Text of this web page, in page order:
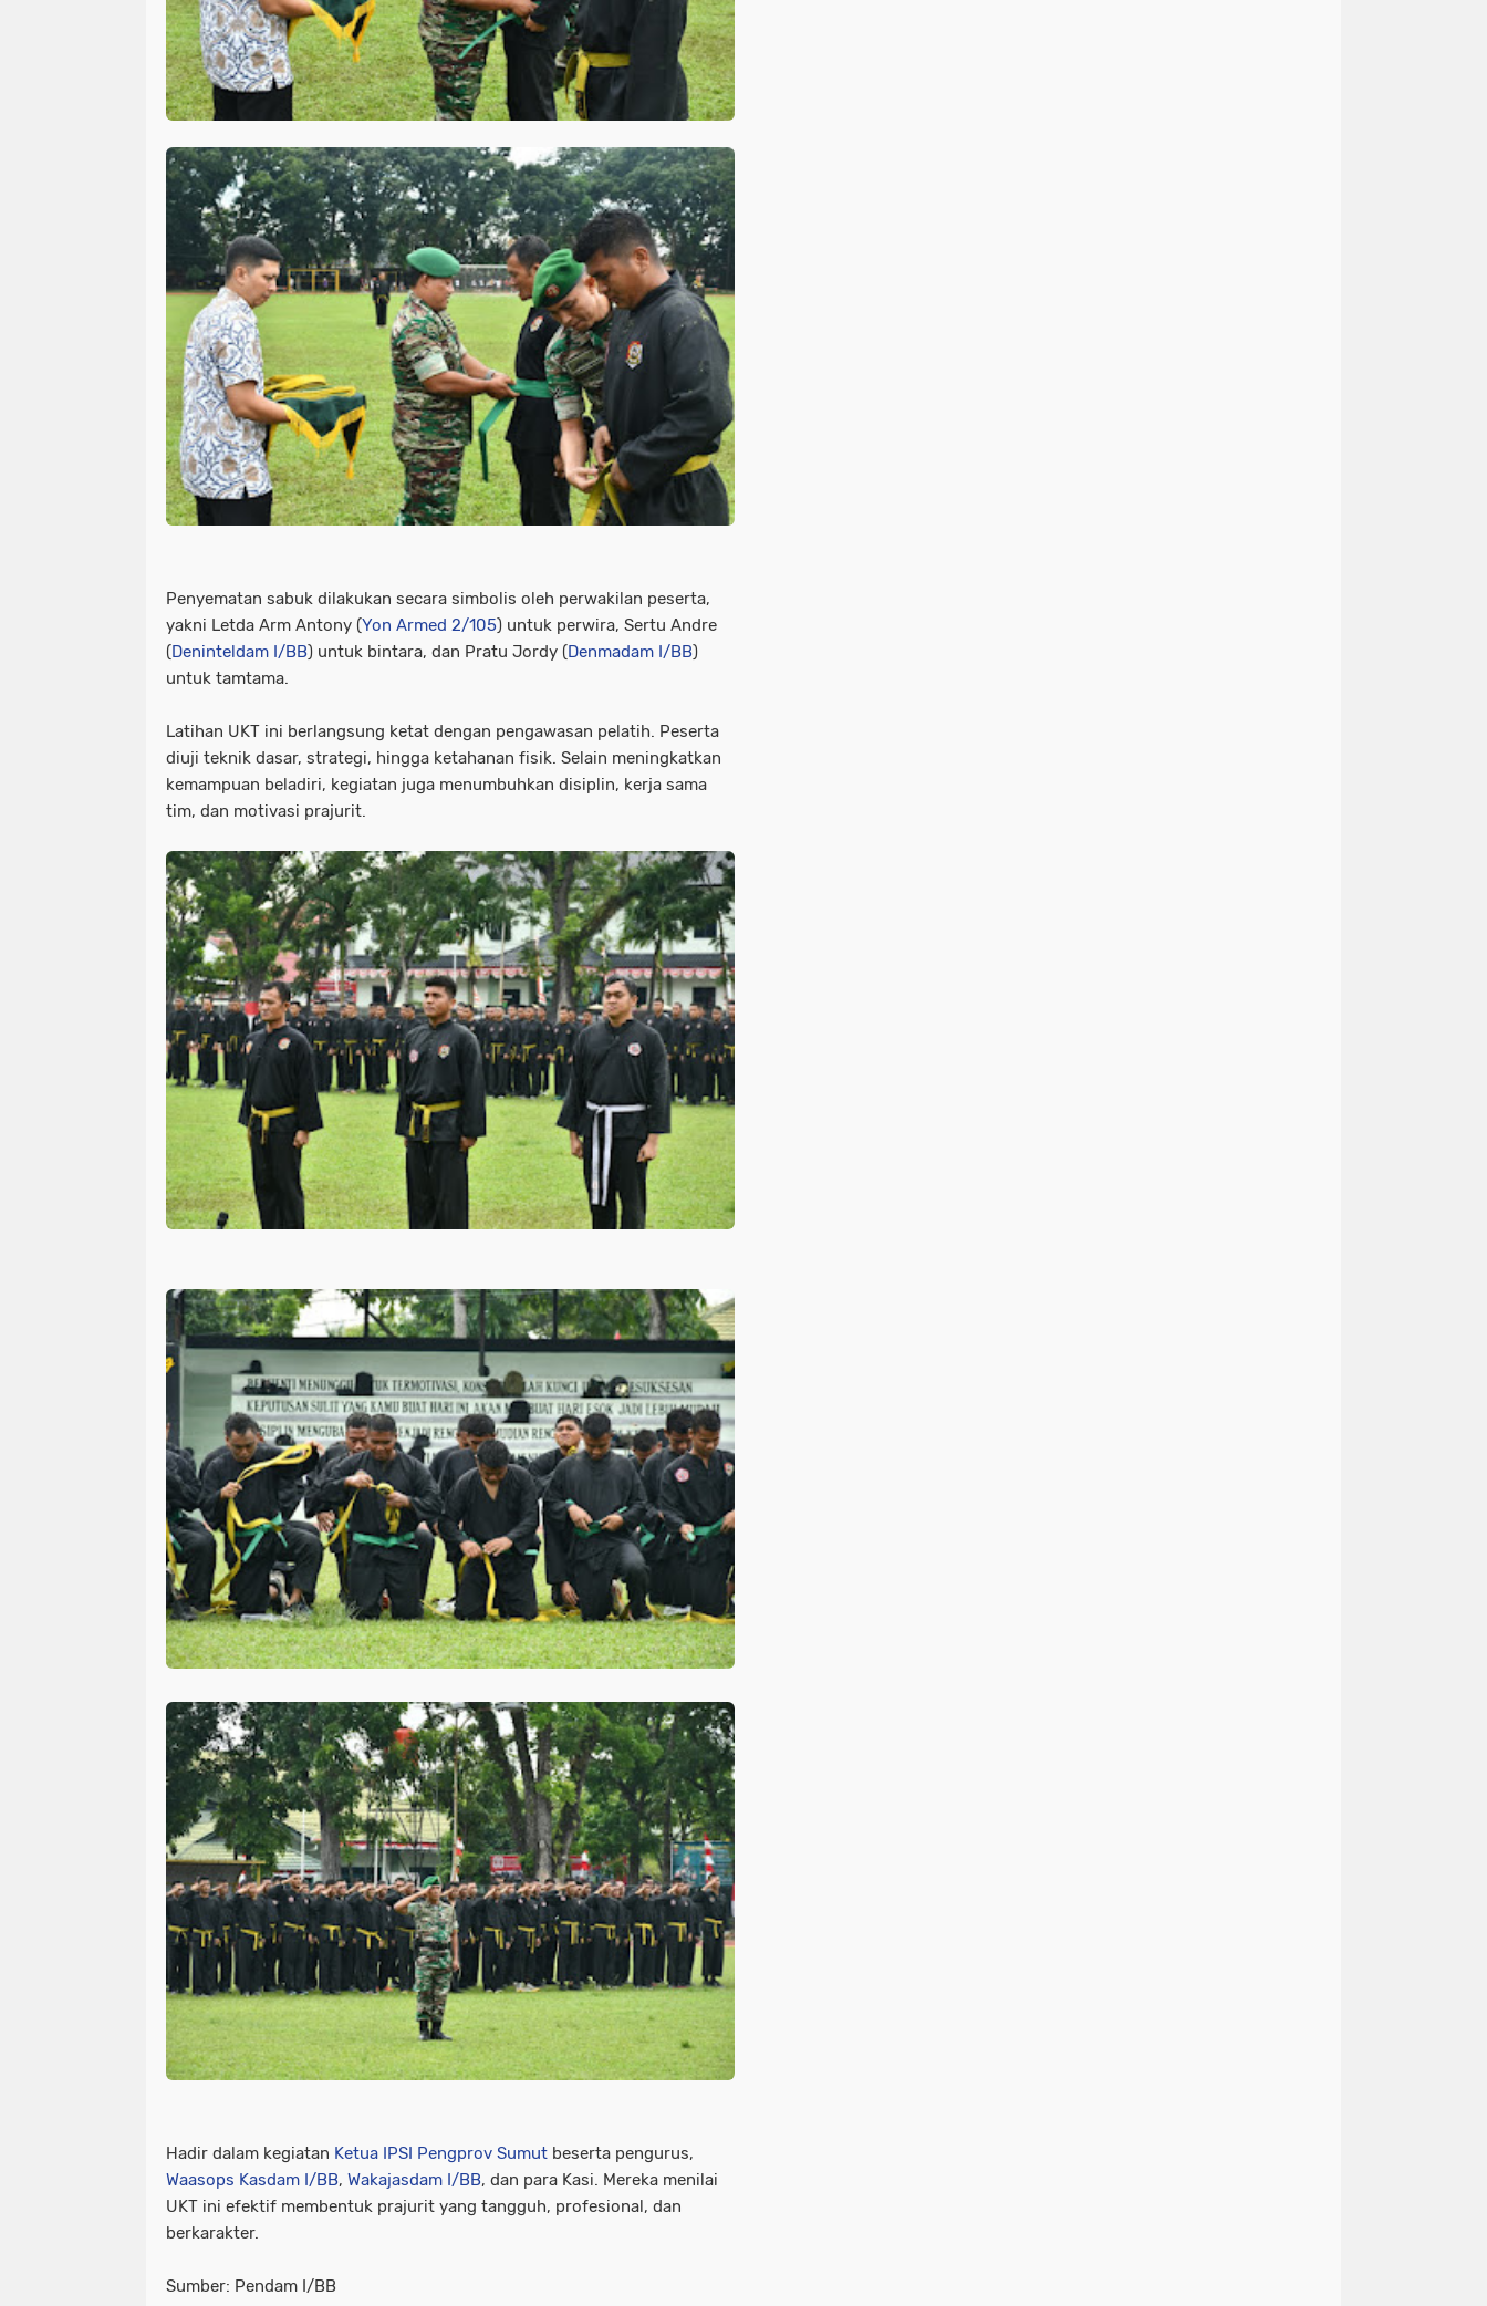
Penyematan sabuk dilakukan secara simbolis oleh perwakilan peserta,
yakni Letda Arm Antony (Yon Armed 2/105) untuk perwira, Sertu Andre
(Deninteldam I/BB) untuk bintara, dan Pratu Jordy (Denmadam I/BB)
untuk tamtama.
Latihan UKT ini berlangsung ketat dengan pengawasan pelatih. Peserta
diuji teknik dasar, strategi, hingga ketahanan fisik. Selain meningkatkan
kemampuan beladiri, kegiatan juga menumbuhkan disiplin, kerja sama
tim, dan motivasi prajurit.
Hadir dalam kegiatan Ketua IPSI Pengprov Sumut beserta pengurus,
Waasops Kasdam I/BB, Wakajasdam I/BB, dan para Kasi. Mereka menilai
UKT ini efektif membentuk prajurit yang tangguh, profesional, dan
berkarakter.
Sumber: Pendam I/BB